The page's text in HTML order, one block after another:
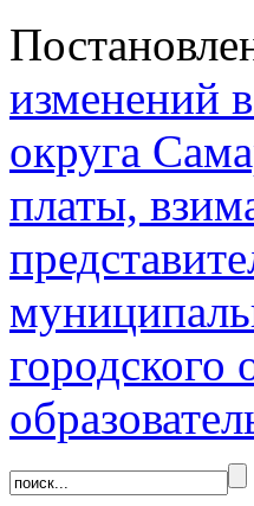
изменений
округа
платы,